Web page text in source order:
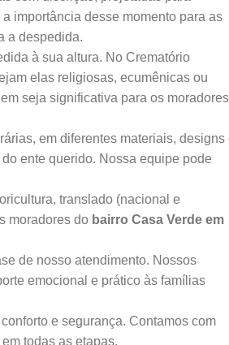
importância desse momento para as
a despedida.
à sua altura. No Crematório
elas religiosas, ecumênicas ou
seja significativa para os moradores
em diferentes materiais, designs
ente querido. Nossa equipe pode
translado (nacional e
moradores do bairro Casa Verde em
de nosso atendimento. Nossos
emocional e prático às famílias
e segurança. Contamos com
todas as etapas.